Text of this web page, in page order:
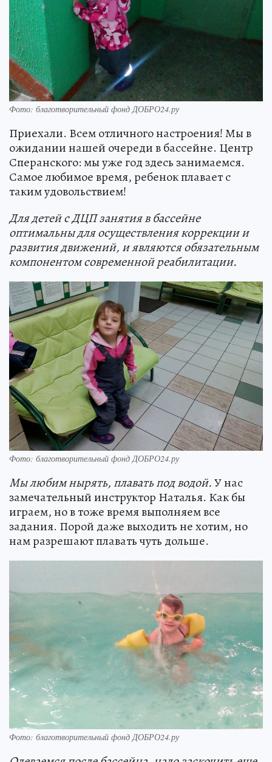
Фото: благотворительный фонд ДОБРО24.ру
Приехали. Всем отличного настроения! Мы в
ожидании нашей очереди в бассейне. Центр
Сперанского: мы уже год здесь занимаемся.
Самое любимое время, ребенок плавает с
таким удовольствием!
Для детей с ДЦП занятия в бассейне
оптимальны для осуществления коррекции и
развития движений, и являются обязательным
компонентом современной реабилитации.
Фото: благотворительный фонд ДОБРО24.ру
Мы любим нырять, плавать под водой.У нас
замечательный инструктор Наталья. Как бы
играем, но в тоже время выполняем все
задания. Порой даже выходить не хотим, но
нам разрешают плавать чуть дольше.
Фото: благотворительный фонд ДОБРО24.ру